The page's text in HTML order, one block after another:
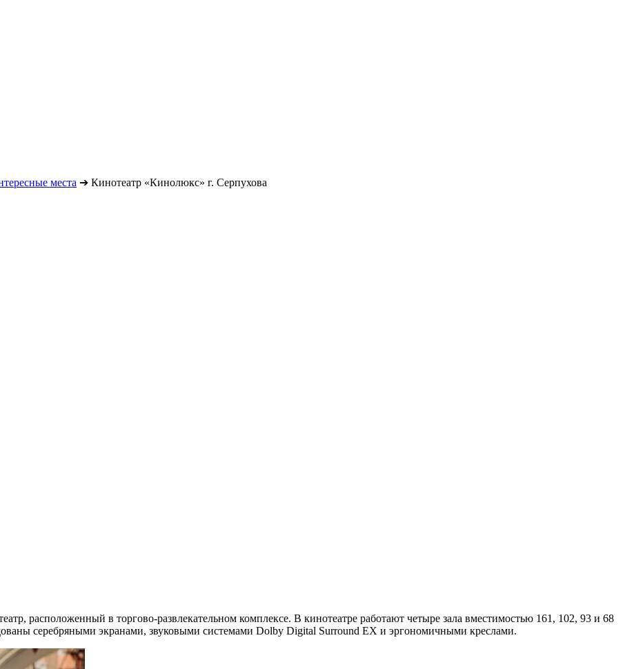
места ➔ Кинотеатр «Кинолюкс» г. Серпухова
расположенный в торгово-развлекательном комплексе. В кинотеатре работают четыре зала вместимостью 161, 102, 93 и 68
серебряными экранами, звуковыми системами Dolby Digital Surround EX и эргономичными креслами.